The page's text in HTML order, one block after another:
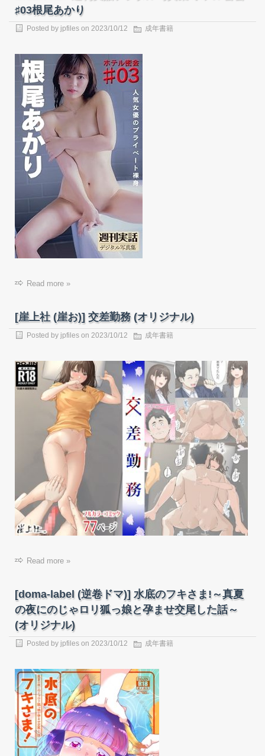
♯03根尾あかり
Posted by jpfiles on 2023/10/12 成年書籍
Read more »
[崖上社 (崖お)] 交差勤務 (オリジナル)
Posted by jpfiles on 2023/10/12 成年書籍
Read more »
[doma-label (逆卷ドマ)] 水底のフキさま!～真夏
の夜にのじゃロリ狐っ娘と孕ませ交尾した話～
(オリジナル)
Posted by jpfiles on 2023/10/12 成年書籍